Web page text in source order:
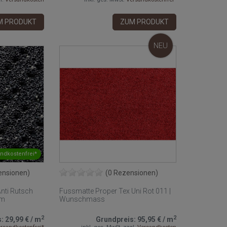
PRODUKT ZUM PRODUKT
Rutsch
29,99 €/ m2
NEU
(0 Rezensionen)
Fussmatte Proper Tex Uni Rot 011 |
Wunschmass
Grundpreis: 95,95 €/ m2